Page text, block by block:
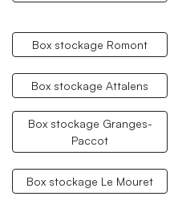
Box stockage Romont
Box stockage Attalens
Box stockage Granges-
Paccot
Box stockage Le Mouret